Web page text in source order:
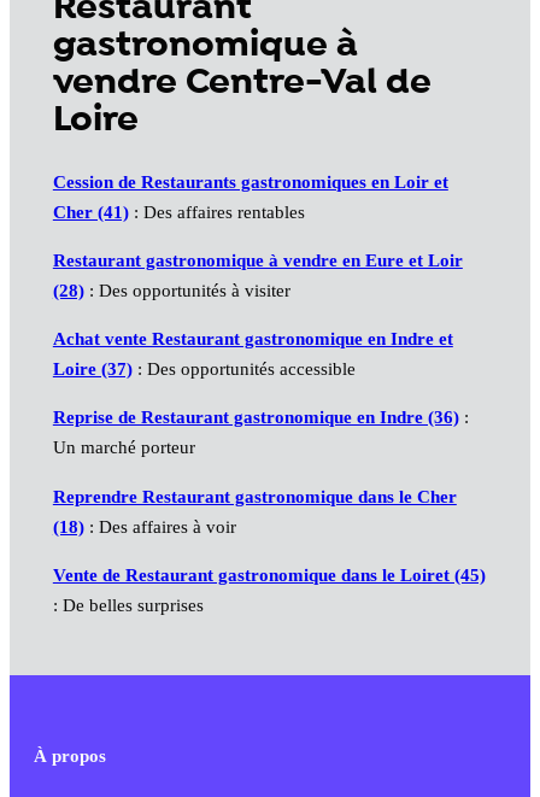
gastronomique à
vendre Centre-Val de
Loire
Cession de Restaurants gastronomiques en Loir et
Cher (41): Des affaires rentables
Restaurant gastronomique à vendre en Eure et Loir
(28): Des opportunités à visiter
Achat vente Restaurant gastronomique en Indre et
Loire (37): Des opportunités accessible
Reprise de Restaurant gastronomique en Indre (36):
Un marché porteur
Reprendre Restaurant gastronomique dans le Cher
(18): Des affaires à voir
Vente de Restaurant gastronomique dans le Loiret (45)
: De belles surprises
À propos